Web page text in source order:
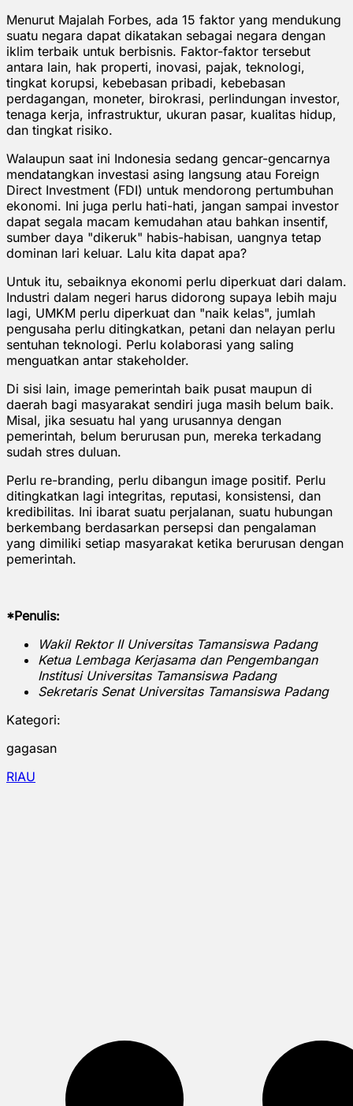
Menurut Majalah Forbes, ada 15 faktor yang mendukung
suatu negara dapat dikatakan sebagai negara dengan
iklim terbaik untuk berbisnis. Faktor-faktor tersebut
antara lain, hak properti, inovasi, pajak, teknologi,
tingkat korupsi, kebebasan pribadi, kebebasan
perdagangan, moneter, birokrasi, perlindungan investor,
tenaga kerja, infrastruktur, ukuran pasar, kualitas hidup,
dan tingkat risiko.
Walaupun saat ini Indonesia sedang gencar-gencarnya
mendatangkan investasi asing langsung atau Foreign
Direct Investment (FDI) untuk mendorong pertumbuhan
ekonomi. Ini juga perlu hati-hati, jangan sampai investor
dapat segala macam kemudahan atau bahkan insentif,
sumber daya "dikeruk" habis-habisan, uangnya tetap
dominan lari keluar. Lalu kita dapat apa?
Untuk itu, sebaiknya ekonomi perlu diperkuat dari dalam.
Industri dalam negeri harus didorong supaya lebih maju
lagi, UMKM perlu diperkuat dan "naik kelas", jumlah
pengusaha perlu ditingkatkan, petani dan nelayan perlu
sentuhan teknologi. Perlu kolaborasi yang saling
menguatkan antar stakeholder.
Di sisi lain, image pemerintah baik pusat maupun di
daerah bagi masyarakat sendiri juga masih belum baik.
Misal, jika sesuatu hal yang urusannya dengan
pemerintah, belum berurusan pun, mereka terkadang
sudah stres duluan.
Perlu re-branding, perlu dibangun image positif. Perlu
ditingkatkan lagi integritas, reputasi, konsistensi, dan
kredibilitas. Ini ibarat suatu perjalanan, suatu hubungan
berkembang berdasarkan persepsi dan pengalaman
yang dimiliki setiap masyarakat ketika berurusan dengan
pemerintah.
*Penulis:
Wakil Rektor II Universitas Tamansiswa Padang
Ketua Lembaga Kerjasama dan Pengembangan
Institusi Universitas Tamansiswa Padang
Sekretaris Senat Universitas Tamansiswa Padang
Kategori:
gagasan
RIAU